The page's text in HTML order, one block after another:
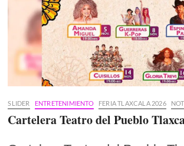
SLIDER ENTRETENIMIENTO FERIA TLAXCALA 2026
Cartelera Teatro del Pueblo